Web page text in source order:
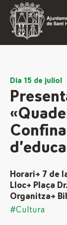
Dia 15 de juliol
Horari→ 7 de
Lloc→ Plaça
Organitza→
#Cultura